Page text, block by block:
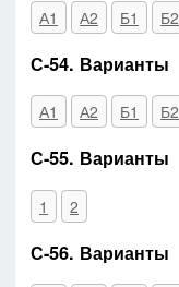
А1 А2 Б1 Б2
С-54. Варианты
А1 А2 Б1 Б2
С-55. Варианты
1 2
С-56. Варианты